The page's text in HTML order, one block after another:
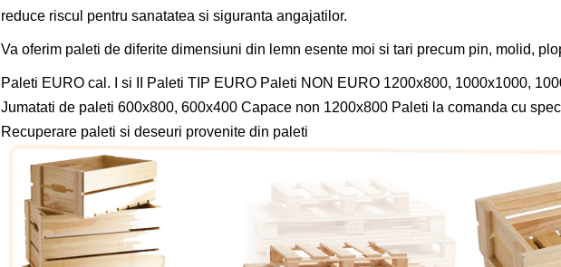
reduce riscul pentru sanatatea si siguranta angajatilor.
Va oferim paleti de diferite dimensiuni din lemn esente moi si tari precum pin, molid,
Paleti EURO cal. I si II Paleti TIP EURO Paleti NON EURO 1200x800, 1000x1000,
Jumatati de paleti 600x800, 600x400 Capace non 1200x800 Paleti la comanda cu
Recuperare paleti si deseuri provenite din paleti